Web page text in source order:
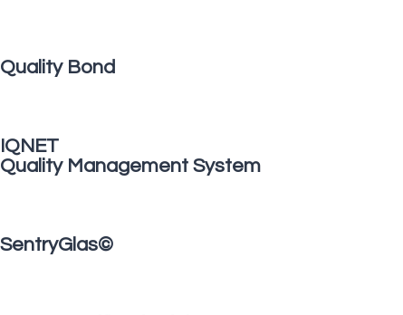
Quality Bond
IQNET
Quality Management System
SentryGlas©